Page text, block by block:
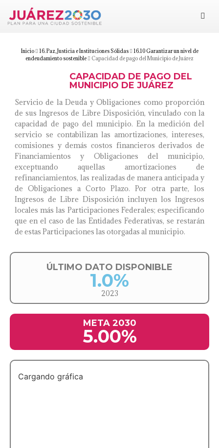
Objetivos
Suma tu esfuerzo
Documentos
Blog
Inicio 16. Paz, Justicia e Instituciones Sólidas
16.10 Garantizar un nivel de
endeudamiento sostenible
Capacidad de pago del Municipio de Juárez
CAPACIDAD DE PAGO DEL
MUNICIPIO DE JUÁREZ
Servicio de la Deuda y Obligaciones como proporción
de sus Ingresos de Libre Disposición, vinculado con la
capacidad de pago del municipio. En la medición del
servicio se contabilizan las amortizaciones, intereses,
comisiones y demás costos financieros derivados de
Financiamientos y Obligaciones del municipio,
exceptuando aquellas amortizaciones de
refinanciamientos, las realizadas de manera anticipada y
de Obligaciones a Corto Plazo. Por otra parte, los
Ingresos de Libre Disposición incluyen los Ingresos
locales más las Participaciones Federales; especificando
que en el caso de las Entidades Federativas, se restarán
de estas Participaciones las otorgadas al municipio.
ÚLTIMO DATO DISPONIBLE
1.0%
2023
META 2030
5.00%
Cargando gráfica